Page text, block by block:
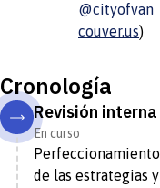
@cityofvan
couver.us)
Cronología
Revisión interna
En curso
Perfeccionamiento
de las estrategias y